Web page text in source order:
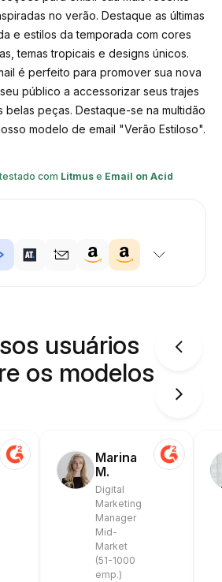
no verão. Destaque as últimas
e estilos da temporada com cores
temas tropicais e designs únicos.
é perfeito para promover sua nova
público a accessorizar seus trajes
belas peças. Destaque-se na multidão
modelo de email "Verão Estiloso".
com Litmuse Email on Acid
usuários
os modelos
Marina
M.
Digital
Marketing
Manager
Mid-
Market
(51-1000
emp.)